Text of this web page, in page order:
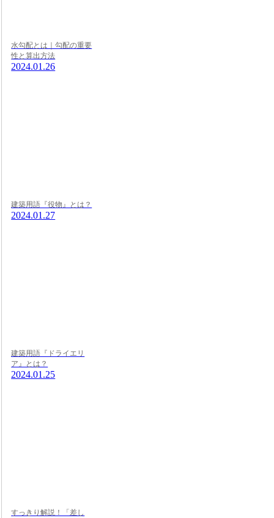
水勾配とは｜勾配の重要
性と算出方法
2024.01.26
建築用語『役物』とは？
2024.01.27
建築用語『ドライエリ
ア』とは？
2024.01.25
すっきり解説！「差し